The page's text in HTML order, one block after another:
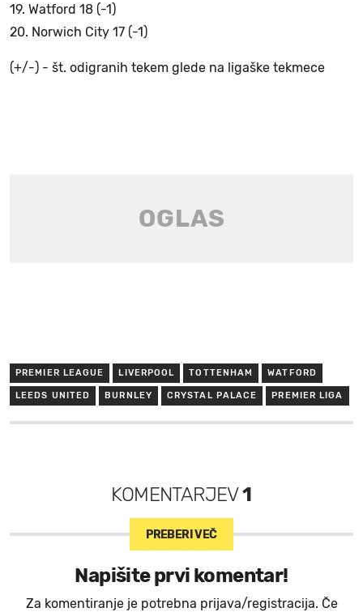
19. Watford 18 (-1)
20. Norwich City 17 (-1)
(+/-) - št. odigranih tekem glede na ligaške tekmece
PREMIER LEAGUE LIVERPOOL TOTTENHAM WATFORD
LEEDS UNITED BURNLEY CRYSTAL PALACE PREMIER LIGA
KOMENTARJEV1
PREBERI VEČ
Napišite prvi komentar!
Za komentiranje je potrebna prijava/registracija. Če